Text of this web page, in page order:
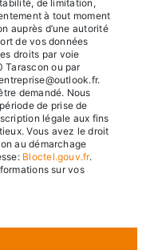
de limitation,
à tout moment
auprès d’une autorité
de vos données
droits par voie
Tarascon ou par
demandé. Nous
de prise de
légale aux fins
Vous avez le droit
au démarchage
Bloctel.gouv.fr.
sur vos